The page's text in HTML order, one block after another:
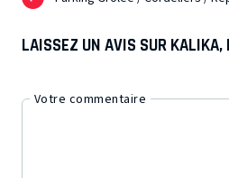
LAISSEZ UN AVIS SUR KALIKA,
Votre commentaire